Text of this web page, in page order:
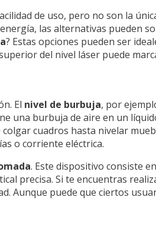
de uso, pero no son la
las alternativas pueden
? Estas opciones pueden ser
del nivel láser puede
El nivel de burbuja, por
una burbuja de aire en un
cuadros hasta nivelar
o corriente eléctrica.
. Este dispositivo consiste
precisa. Si te encuentras
Aunque puede que ciertos